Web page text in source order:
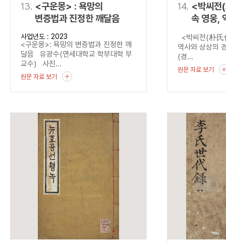
13. <구운몽> : 욕망의
변증법과 진정한 깨달음
사업년도 : 2023
<구운몽>: 욕망의 변증법과 진정한 깨
달음 유광수(연세대학교 학부대학 부
교수) 사진...
원문 자료 보기
14. <박씨
속 영웅,
경계를
<박씨전(朴
역사와 상상의
(경...
원문 자료 보기